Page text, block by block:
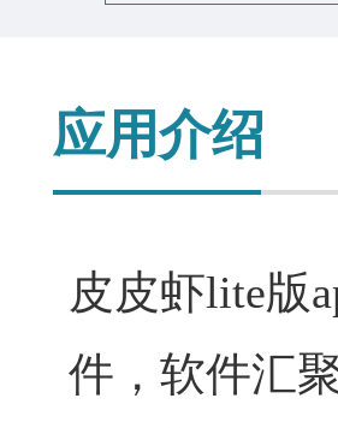
应用介绍
皮皮虾lite版
件，软件汇